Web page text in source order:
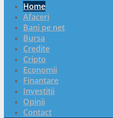
Home
Afaceri
Bani pe net
Bursa
Credite
Cripto
Economii
Finantare
Investitii
Opinii
Contact